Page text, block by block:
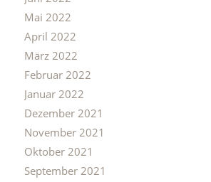
Mai 2022
April 2022
März 2022
Februar 2022
Januar 2022
Dezember 2021
November 2021
Oktober 2021
September 2021